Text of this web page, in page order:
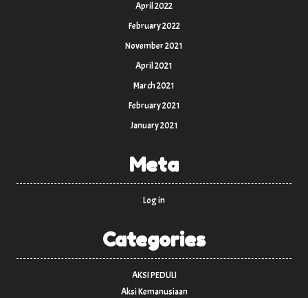
April 2022
February 2022
November 2021
April 2021
March 2021
February 2021
January 2021
Meta
Log in
Categories
AKSI PEDULI
Aksi Kemanusiaan